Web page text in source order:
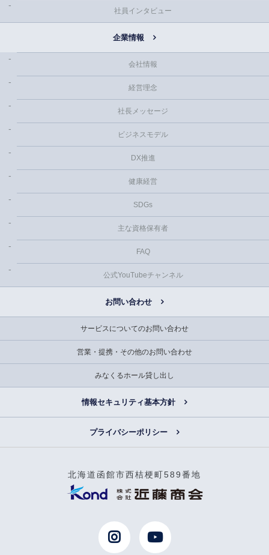
社員インタビュー
企業情報
会社情報
経営理念
社長メッセージ
ビジネスモデル
DX推進
健康経営
SDGs
主な資格保有者
FAQ
公式YouTubeチャンネル
お問い合わせ
サービスについてのお問い合わせ
営業・提携・その他のお問い合わせ
みなくるホール貸し出し
情報セキュリティ基本方針
プライバシーポリシー
北海道函館市西桔梗町589番地